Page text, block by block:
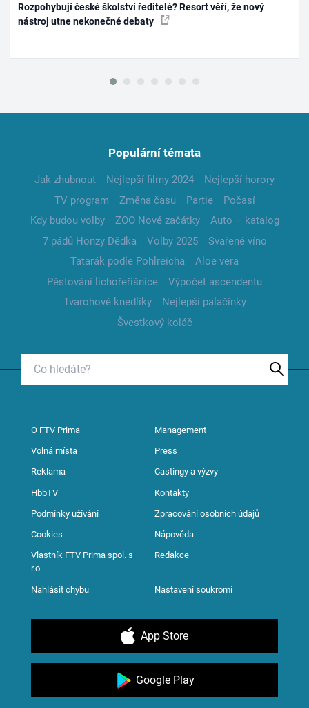
Rozpohybují české školství ředitelé? Resort věří, že nový
nástroj utne nekonečné debaty
Populární témata
Jak zhubnout Nejlepší filmy 2024
Nejlepší horory
TV program
Změna času Partie
Počasí
Kdy budou volby
ZOO Nové začátky
Auto – katalog
7 pádů Honzy Dědka
Volby 2025
Svařené víno
Tatarák podle Pohlreicha
Aloe vera
Pěstování lichořeřišnice
Výpočet ascendentu
Tvarohové knedlíky
Nejlepší palačinky
Švestkový koláč
O FTV Prima Management
Volná místa Press
Reklama Castingy a výzvy
HbbTV Kontakty
Podmínky užívání Zpracování osobních údajů
Cookies Nápověda
Vlastník FTV Prima spol. s
r.o.
Redakce
Nahlásit chybu Nastavení soukromí
App Store
Google Play